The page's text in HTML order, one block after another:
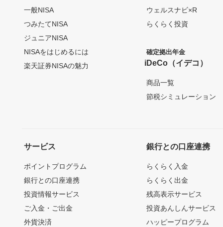
一般NISA
つみたてNISA
ジュニアNISA
NISAをはじめるには
楽天証券NISAの魅力
ウェルスナビ×R
らくらく投資
確定拠出年金
iDeCo（イデコ）
商品一覧
節税シミュレーション
サービス
ポイントプログラム
銀行との口座連携
投資情報サービス
ご入金・ご出金
外貨決済
銀行との口座連携
らくらく入金
らくらく出金
残高表示サービス
投資あんしんサービス
ハッピープログラム